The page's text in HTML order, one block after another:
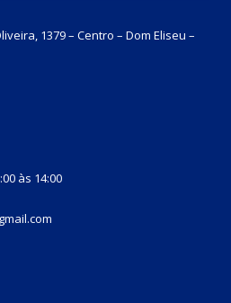
1379 – Centro – Dom Eliseu –
às 14:00